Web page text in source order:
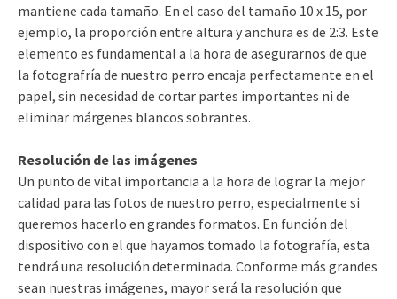
mantiene cada tamaño. En el caso del tamaño 10 x 15, por
ejemplo, la proporción entre altura y anchura es de 2:3. Este
elemento es fundamental a la hora de asegurarnos de que
la fotografría de nuestro perro encaja perfectamente en el
papel, sin necesidad de cortar partes importantes ni de
eliminar márgenes blancos sobrantes.
Resolución de las imágenes
Un punto de vital importancia a la hora de lograr la mejor
calidad para las fotos de nuestro perro, especialmente si
queremos hacerlo en grandes formatos. En función del
dispositivo con el que hayamos tomado la fotografía, esta
tendrá una resolución determinada. Conforme más grandes
sean nuestras imágenes, mayor será la resolución que